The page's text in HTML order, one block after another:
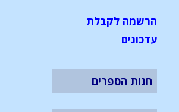
הרשמה לקבלת
עדכונים
חנות הספרים